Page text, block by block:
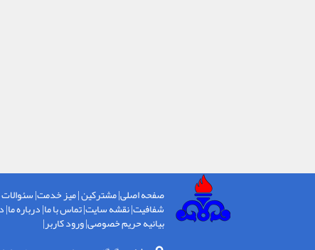
صفحه اصلی|مشترکین|میز خدمت|
شفافیت|نقشه سایت|تماس با ما|درباره ما|
بیانیه حریم خصوصی|ورود کاربر|